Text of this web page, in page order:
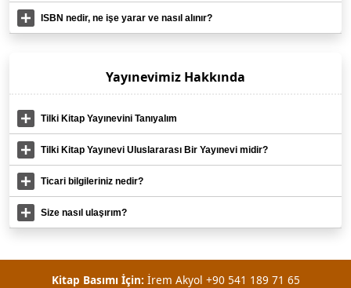
ISBN nedir, ne işe yarar ve nasıl alınır?
Yayınevimiz Hakkında
Tilki Kitap Yayınevini Tanıyalım
Tilki Kitap Yayınevi Uluslararası Bir Yayınevi midir?
Ticari bilgileriniz nedir?
Size nasıl ulaşırım?
Kitap Basımı İçin: İrem Akyol +90 541 189 71 65